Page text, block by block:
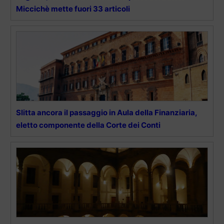
Miccichè mette fuori 33 articoli
Slitta ancora il passaggio in Aula della Finanziaria,
eletto componente della Corte dei Conti